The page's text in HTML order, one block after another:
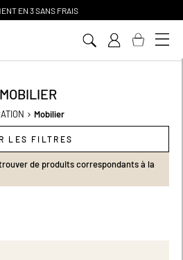
EN 3 SANS FRAIS
MOBILIER
Mobilier
LES FILTRES
de produits correspondants à la